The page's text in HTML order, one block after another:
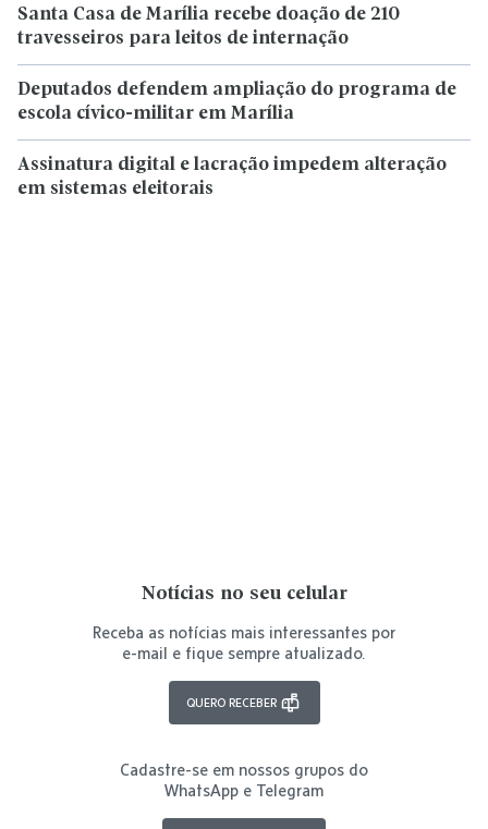
Santa Casa de Marília recebe doação de 210
travesseiros para leitos de internação
Deputados defendem ampliação do programa de
escola cívico-militar em Marília
Assinatura digital e lacração impedem alteração
em sistemas eleitorais
Notícias no seu celular
Receba as notícias mais interessantes por
e-mail e fique sempre atualizado.
QUERO RECEBER
Cadastre-se em nossos grupos do
WhatsApp e Telegram